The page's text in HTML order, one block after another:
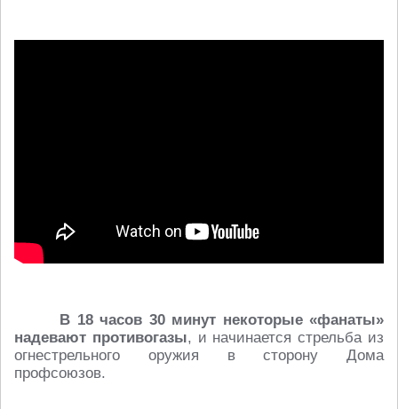
В 18 часов 30 минут некоторые «фанаты»
надевают противогазы, и начинается стрельба из
огнестрельного оружия в сторону Дома
профсоюзов.